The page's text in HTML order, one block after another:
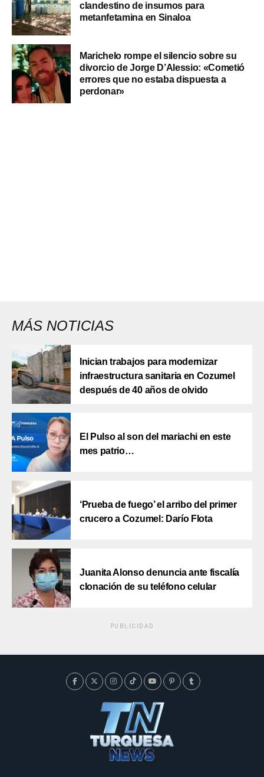
clandestino de insumos para
metanfetamina en Sinaloa
Marichelo rompe el silencio sobre su
divorcio de Jorge D’Alessio: «Cometió
errores que no estaba dispuesta a
perdonar»
MÁS NOTICIAS
Inician trabajos para modernizar
infraestructura sanitaria en Cozumel
después de 40 años de olvido
El Pulso al son del mariachi en este
mes patrio…
‘Prueba de fuego’ el arribo del primer
crucero a Cozumel: Darío Flota
Juanita Alonso denuncia ante fiscalía
clonación de su teléfono celular
PUBLICIDAD